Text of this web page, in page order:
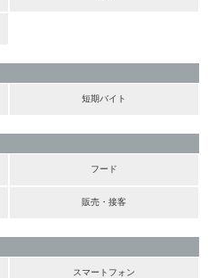
短期バイト
フード
販売・接客
スマートフォン